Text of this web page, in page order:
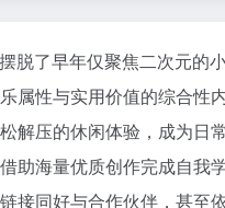
脱了早年仅聚焦二次元的
属性与实用价值的综合性
解压的休闲体验，成为日
助海量优质创作完成自我
接同好与合作伙伴，甚至